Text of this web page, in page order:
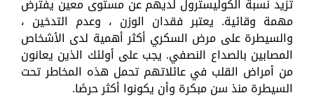
مهمة وقائية. يعتبر فقدان الوزن ، وعدم التدخين ،
والسيطرة على مرض السكري أكثر أهمية لدى الأشخاص
المصابين بالصداع النصفي. يجب على أولئك الذين يعانون
من أمراض القلب في عائلاتهم تحمل هذه المخاطر تحت
السيطرة منذ سن مبكرة وأن يكونوا أكثر حرصًا.